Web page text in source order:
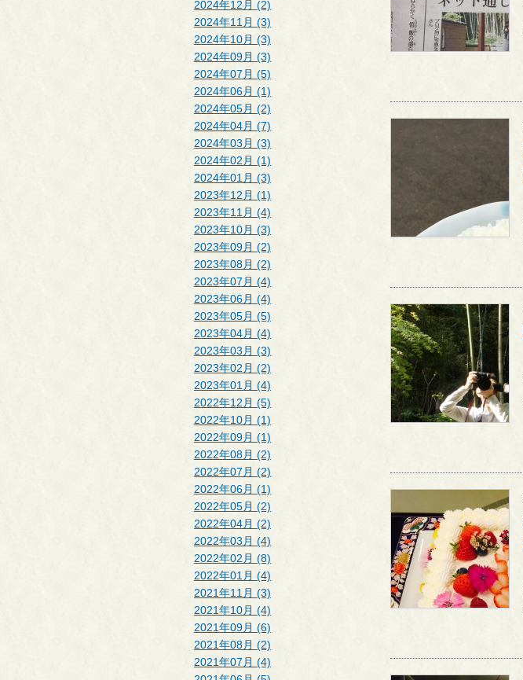
2024年12月 (2)
2024年11月 (3)
2024年10月 (3)
2024年09月 (3)
2024年07月 (5)
2024年06月 (1)
2024年05月 (2)
2024年04月 (7)
2024年03月 (3)
2024年02月 (1)
2024年01月 (3)
2023年12月 (1)
2023年11月 (4)
2023年10月 (3)
2023年09月 (2)
2023年08月 (2)
2023年07月 (4)
2023年06月 (4)
2023年05月 (5)
2023年04月 (4)
2023年03月 (3)
2023年02月 (2)
2023年01月 (4)
2022年12月 (5)
2022年10月 (1)
2022年09月 (1)
2022年08月 (2)
2022年07月 (2)
2022年06月 (1)
2022年05月 (2)
2022年04月 (2)
2022年03月 (4)
2022年02月 (8)
2022年01月 (4)
2021年11月 (3)
2021年10月 (4)
2021年09月 (6)
2021年08月 (2)
2021年07月 (4)